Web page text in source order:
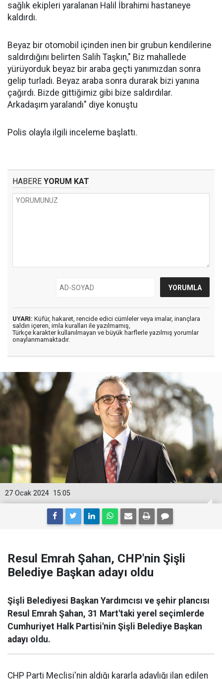
sağlık ekipleri yaralanan Halil İbrahimi hastaneye
kaldırdı.
Beyaz bir otomobil içinden inen bir grubun kendilerine
saldırdığını belirten Salih Taşkın," Biz mahallede
yürüyorduk beyaz bir araba geçti yanımızdan sonra
gelip turladı. Beyaz araba sonra durarak bizi yanına
çağırdı. Bizde gittiğimiz gibi bize saldırdılar.
Arkadaşım yaralandı" diye konuştu
Polis olayla ilgili inceleme başlattı.
HABERE YORUM KAT
UYARI: Küfür, hakaret, rencide edici cümleler veya imalar, inançlara
saldırı içeren, imla kuralları ile yazılmamış,
Türkçe karakter kullanılmayan ve büyük harflerle yazılmış yorumlar
onaylanmamaktadır.
15:05
27 Ocak 2024
Resul Emrah Şahan, CHP'nin Şişli
Belediye Başkan adayı oldu
Şişli Belediyesi Başkan Yardımcısı ve şehir plancısı
Resul Emrah Şahan, 31 Mart'taki yerel seçimlerde
Cumhuriyet Halk Partisi'nin Şişli Belediye Başkan
adayı oldu.
CHP Parti Meclisi'nin aldığı kararla adaylığı ilan edilen